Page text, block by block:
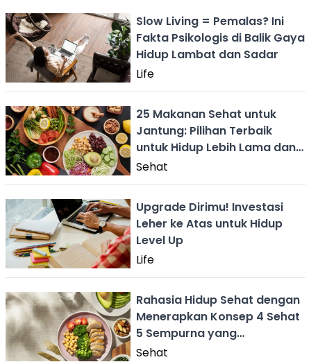
Slow Living = Pemalas? Ini
Fakta Psikologis di Balik Gaya
Hidup Lambat dan Sadar
Life
25 Makanan Sehat untuk
Jantung: Pilihan Terbaik
untuk Hidup Lebih Lama dan
Sehat
Sehat
Upgrade Dirimu! Investasi
Leher ke Atas untuk Hidup
Level Up
Life
Rahasia Hidup Sehat dengan
Menerapkan Konsep 4 Sehat
5 Sempurna yang
Disesuaikan
Sehat